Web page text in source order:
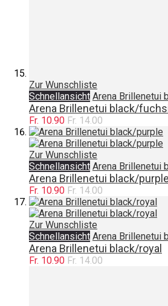
Zur Wunschliste
Schnellansicht Arena Brillenetui
Arena Brillenetui black/
Fr. 10.90 Fr. 14.00
Zur Wunschliste
Schnellansicht Arena Brillenetui
Arena Brillenetui black/purple
Fr. 10.90 Fr. 14.00
Zur Wunschliste
Schnellansicht Arena Brillenetui
Arena Brillenetui black/royal
Fr. 10.90 Fr. 14.00